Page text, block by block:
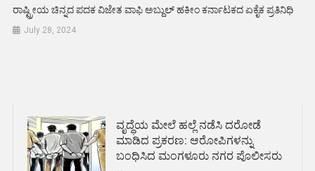
ರಾಷ್ಟ್ರೀಯ ಚಿನ್ನದ ಪದಕ ವಿಜೇತ ವಾಫಿ ಅಬ್ದುಲ್ ಹಕೀಂ ಕರ್ನಾಟಕದ ಏಕೈಕ ಪ್ರತಿನಿಧಿ
July 28, 2024
ವೃದ್ಧೆಯ ಮೇಲೆ ಹಲ್ಲೆ ನಡೆಸಿ ದರೋಡೆ
ಮಾಡಿದ ಪ್ರಕರಣ: ಆರೋಪಿಗಳನ್ನು
ಬಂಧಿಸಿದ ಮಂಗಳೂರು ನಗರ ಪೊಲೀಸರು